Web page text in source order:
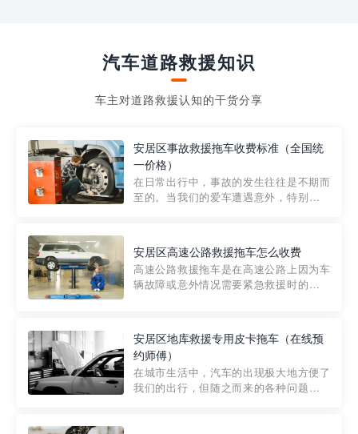
汽车道路救援知识
车主对道路救援认知的干货分享
安居区事故救援拖车收费标准（全国统
一价格）
在日常出行中，事故的发生往往是不期而
至的。当我们的爱车遭遇意外，特别是在
细解析一下市区事故救援拖车的收费标
准，以及在选用拖车服务时应注...
安居区高速公路救援拖车怎么收费
高速公路救援拖车是在高速公路上因为车
辆故障或意外情况需要紧急救援时的必备
路救援拖车的收费标准是由当地交通管理
部门制定的。起步价通...
安居区地库救援专用皮卡拖车（在线预
约师傅）
在城市生活中，汽车的出现极大地方便了
我们的出行，但随之而来的各种问题也让